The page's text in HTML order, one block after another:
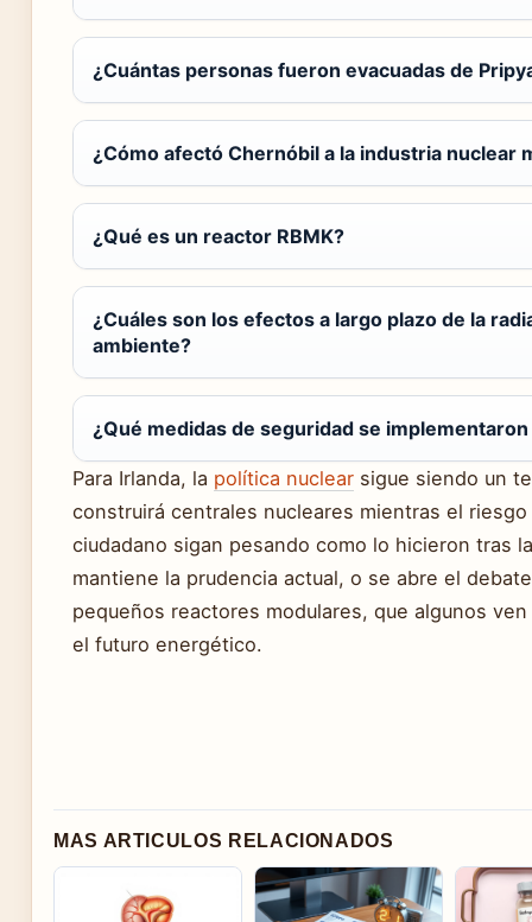
¿Cuántas personas fueron evacuadas de
¿Cómo afectó Chernóbil a la industria nuclear
¿Qué es un reactor RBMK?
¿Cuáles son los efectos a largo plazo de la
ambiente?
¿Qué medidas de seguridad se
Para Irlanda, la política nuclear sigue siendo un
construirá centrales nucleares mientras el
ciudadano sigan pesando como lo hicieron tras
mantiene la prudencia actual, o se abre el
pequeños reactores modulares, que algunos
el futuro energético.
MAS ARTICULOS RELACIONADOS